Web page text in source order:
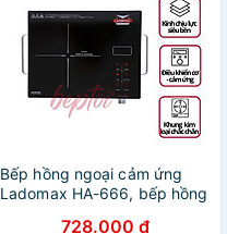
Bếp hồng ngoại cảm ứng
Ladomax HA-666, bếp hồng
728.000 đ